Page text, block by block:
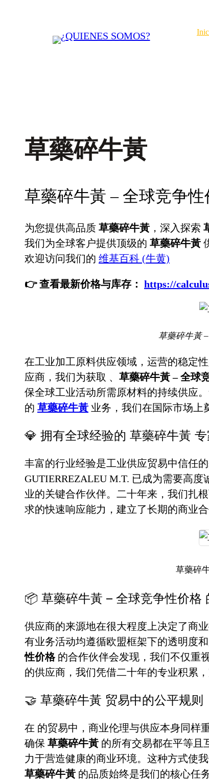
草藥碎牛黃
草藥碎牛黃 – 全球竞争性
为您提供高品质 草藥碎牛黃 ，深入探索
我们为全球客户提供顶级的 草藥碎牛黃
欢迎访问我们的 维基百科 (牛黄)
👉 查看最新价格与库存： https://
草藥碎牛黃
在工业加工原料供应领域，运营的稳定
应商，我们为获取 、 草藥碎牛黃 – 全球
保全球工业活动所需原材料的持续供应
的 草藥碎牛黃 业务，我们在国际市场上
💎 拥有全球经验的 草藥碎牛黃 专
丰富的行业经验是工业供应贸易中信任
GUTIERREZALEU M.T. 已成为需要高度
业的关键合作伙伴。二十年来，我们扎
求的快速响应能力，建立了长期的商业合
草藥碎
📦 草藥碎牛黃 – 全球竞争性价格
供应商的来源地在很大程度上决定了商
有业务活动均遵循欧盟框架下的透明度
性价格的合作伙伴会发现，我们不仅重
的供应商，我们凭借二十年的专业积累
🤝 草藥碎牛黃 贸易中的公平规则
在 的贸易中，商业伦理与供应本身同样
确保 草藥碎牛黃 的所有交易都在平等且
力于营造健康的商业环境。这种方式使
草藥碎牛黃 的品质始终是我们的核心任务